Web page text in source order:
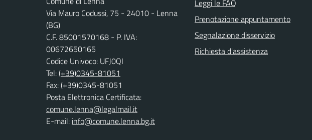
Via Mauro Codussi, 75 - 24010 - Lenna
(BG)
C.F. 85001570168 - P. IVA:
00672650165
Codice Univoco: UFJ0QI
Tel:(+39)0345-81051
Fax: (+39)0345-81051
Posta Elettronica Certificata:
comune.lenna@legalmail.it
E-mail: info@comune.lenna.bg.it
Leggi le FAQ
Prenotazione appuntamento
Segnalazione disservizio
Richiesta d'assistenza